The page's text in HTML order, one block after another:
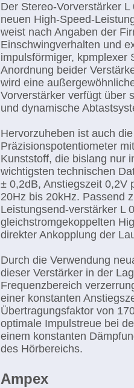
Der Stereo-Vorverstärker
neuen High-Speed-
weist nach Angaben der
Einschwingverhalten und
impulsförmiger, kpmplexer
Anordnung beider
wird eine
Vorverstärker verfügt über
und dynamische
Hervorzuheben ist auch
Präzisionspotentiometer
Kunststoff, die bislang nur
wichtigsten technischen
± 0,2dB, Anstiegszeit 0,2V
20Hz bis 20kHz. Passend
Leistungsend-verstärker L
gleichstromgekoppelten
direkter Ankopplung der
Durch die Verwendung
dieser Verstärker in der
Frequenzbereich
einer konstanten
Übertragungsfaktor von
optimale Impulstreue bei
einem konstanten
des Hörbereichs.
Ampex